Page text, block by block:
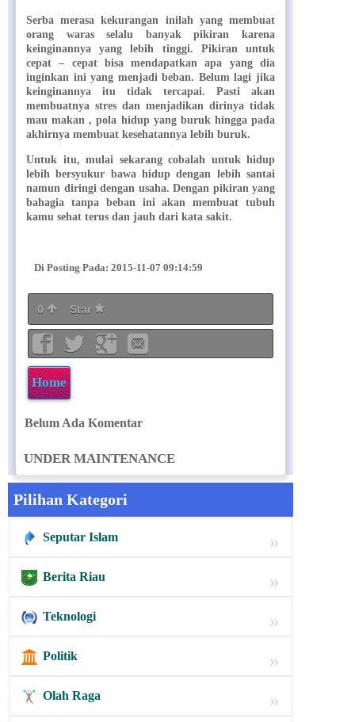
Serba merasa kekurangan inilah yang membuat
orang waras selalu banyak pikiran karena
keinginannya yang lebih tinggi. Pikiran untuk
cepat – cepat bisa mendapatkan apa yang dia
inginkan ini yang menjadi beban. Belum lagi jika
keinginannya itu tidak tercapai. Pasti akan
membuatnya stres dan menjadikan dirinya tidak
mau makan , pola hidup yang buruk hingga pada
akhirnya membuat kesehatannya lebih buruk.
Untuk itu, mulai sekarang cobalah untuk hidup
lebih bersyukur bawa hidup dengan lebih santai
namun diringi dengan usaha. Dengan pikiran yang
bahagia tanpa beban ini akan membuat tubuh
kamu sehat terus dan jauh dari kata sakit.
Di Posting Pada: 2015-11-07 09:14:59
0 Star
Home
Belum Ada Komentar
UNDER MAINTENANCE
Pilihan Kategori
Seputar Islam »
Berita Riau »
Teknologi »
Politik »
Olah Raga »